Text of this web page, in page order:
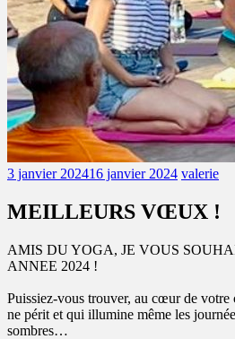
3 janvier 202416 janvier 2024 valerie
MEILLEURS VŒUX !
AMIS DU YOGA, JE VOUS
ANNEE 2024 !
Puissiez-vous trouver, au cœur de
ne périt et qui illumine même les
sombres…